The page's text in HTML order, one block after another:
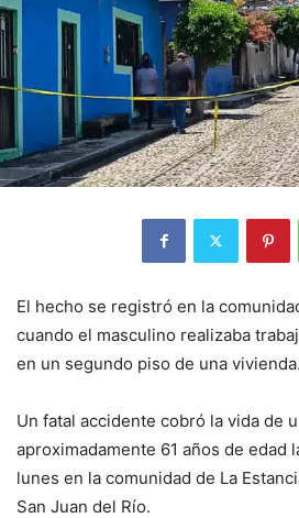
El hecho se registró en la
cuando el masculino realizaba
en un segundo piso de una vivienda.
Un fatal accidente cobró la vida de
aproximadamente 61 años de edad
lunes en la comunidad de La
San Juan del Río.